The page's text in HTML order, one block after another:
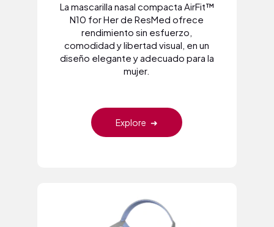
La mascarilla nasal compacta AirFit™
N10 for Her de ResMed ofrece
rendimiento sin esfuerzo,
comodidad y libertad visual, en un
diseño elegante y adecuado para la
mujer.
Explore ➜